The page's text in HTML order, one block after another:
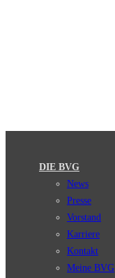
DIE BVG
News
Presse
Vorstand
Karriere
Kontakt
Meine BVG